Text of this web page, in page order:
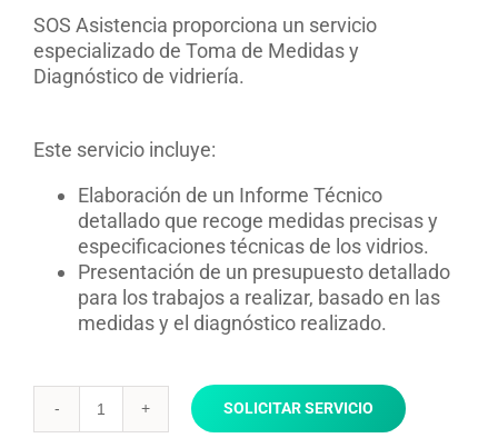
SOS Asistencia proporciona un servicio
especializado de Toma de Medidas y
Diagnóstico de vidriería.
Este servicio incluye:
Elaboración de un Informe Técnico
detallado que recoge medidas precisas y
especificaciones técnicas de los vidrios.
Presentación de un presupuesto detallado
para los trabajos a realizar, basado en las
medidas y el diagnóstico realizado.
Toma
SOLICITAR SERVICIO